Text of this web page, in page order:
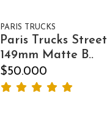
PARIS TRUCKS
Paris Trucks Street
149mm Matte B..
$50.000